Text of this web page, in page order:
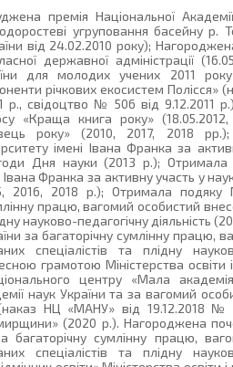
премія Національної
угруповання басейну р.
від 24.02.2010 року);
державної адміністрації
для молодих учених 2011
річкових екосистем Полісся»
р., свідоцтво № 506 від 9.12.2011
«Краща книга року»
року» (2010, 2017, 2018
імені Івана Франка за
Дня науки (2013 р.);
Івана Франка за активну участь у
2016, 2018 р.); Отримала подяку
працю, вагомий особистий
науково-педагогічну діяльність
за багаторічну сумлінну працю,
спеціалістів та плідну
грамотою Міністерства освіти
центру «Мала
наук України та за вагомий
НЦ «МАНУ» від 19.12.2018
(2020 р.). Нагороджена
багаторічну сумлінну працю,
спеціалістів та плідну